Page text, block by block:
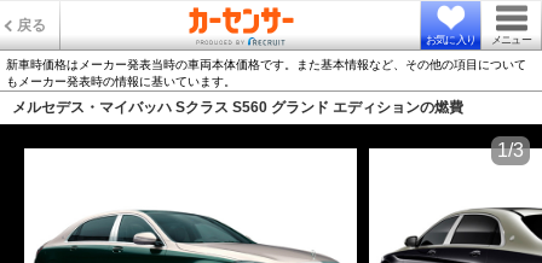
戻る
お気に入り メニュー
新車時価格はメーカー発表当時の車両本体価格です。また基本情報など、その他の項目について
もメーカー発表時の情報に基いています。
メルセデス・マイバッハ Sクラス S560 グランド エディションの燃費
1/3